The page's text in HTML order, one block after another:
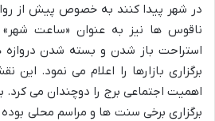
در شهر پیدا کنند به خصوص پیش از
ناقوس ها نیز به عنوان «ساعت
استراحت باز شدن و بسته شدن
برگزاری بازارها را اعلام می نمود. این
اهمیت اجتماعی برج را دوچندان می
برگزاری برخی سنت ها و مراسم محلی